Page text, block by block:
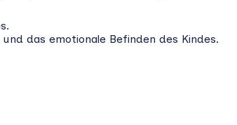
das emotionale Befinden des Kindes.